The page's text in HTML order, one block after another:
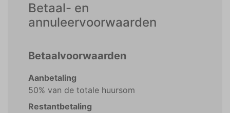
Betaal- en
annuleervoorwaarden
Betaalvoorwaarden
Aanbetaling
50% van de totale huursom
Restantbetaling